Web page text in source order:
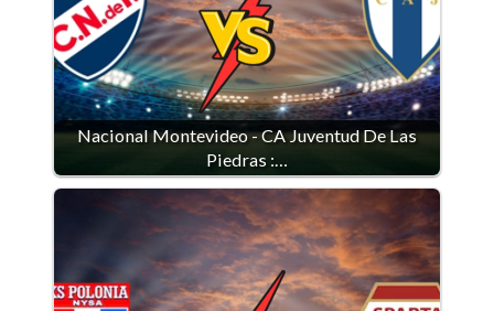
Nacional Montevideo - CA Juventud De Las
Piedras :…